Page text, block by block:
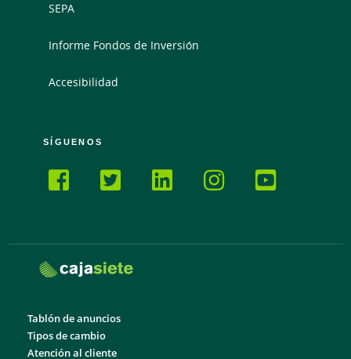
SEPA
Informe Fondos de Inversión
Accesibilidad
SÍGUENOS
Tablón de anuncios
Tipos de cambio
Atención al cliente